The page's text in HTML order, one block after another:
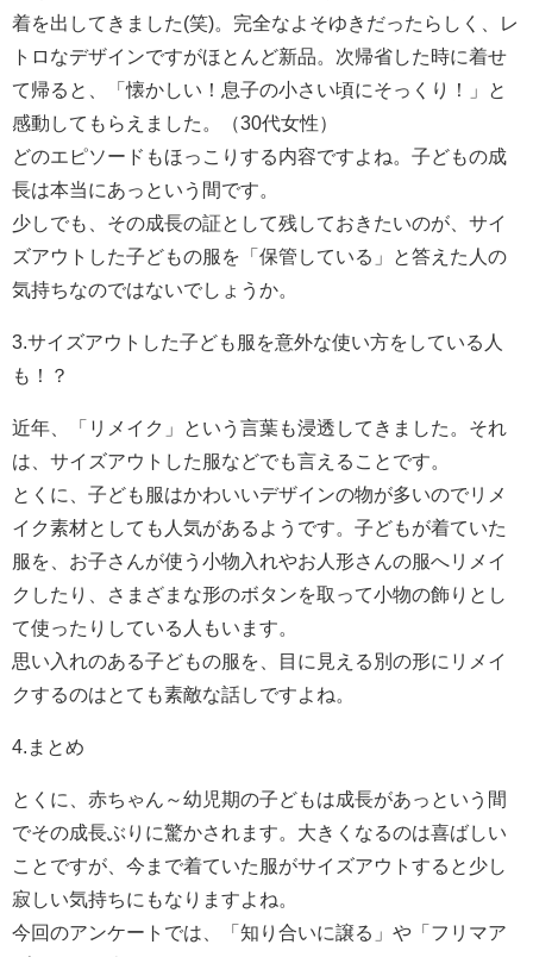
着を出してきました(笑)。完全なよそゆきだったらしく、レ
トロなデザインですがほとんど新品。次帰省した時に着せ
て帰ると、「懐かしい！息子の小さい頃にそっくり！」と
感動してもらえました。（30代女性）
どのエピソードもほっこりする内容ですよね。子どもの成
長は本当にあっという間です。
少しでも、その成長の証として残しておきたいのが、サイ
ズアウトした子どもの服を「保管している」と答えた人の
気持ちなのではないでしょうか。
3.サイズアウトした子ども服を意外な使い方をしている人
も！？
近年、「リメイク」という言葉も浸透してきました。それ
は、サイズアウトした服などでも言えることです。
とくに、子ども服はかわいいデザインの物が多いのでリメ
イク素材としても人気があるようです。子どもが着ていた
服を、お子さんが使う小物入れやお人形さんの服へリメイ
クしたり、さまざまな形のボタンを取って小物の飾りとし
て使ったりしている人もいます。
思い入れのある子どもの服を、目に見える別の形にリメイ
クするのはとても素敵な話しですよね。
4.まとめ
とくに、赤ちゃん～幼児期の子どもは成長があっという間
でその成長ぶりに驚かされます。大きくなるのは喜ばしい
ことですが、今まで着ていた服がサイズアウトすると少し
寂しい気持ちにもなりますよね。
今回のアンケートでは、「知り合いに譲る」や「フリマア